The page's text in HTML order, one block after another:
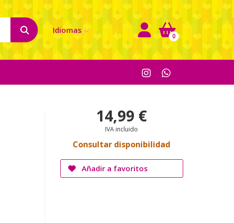
Idiomas
0
14,99 €
IVA incluido
Consultar disponibilidad
Añadir a favoritos